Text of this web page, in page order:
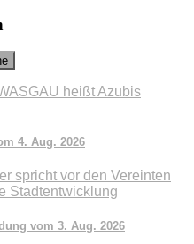
heißt Azubis
4. Aug. 2026
spricht vor den Vereinten
Stadtentwicklung
vom 3. Aug. 2026